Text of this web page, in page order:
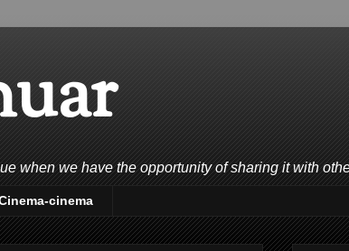
when we have the opportunity of sharing it with
cinema